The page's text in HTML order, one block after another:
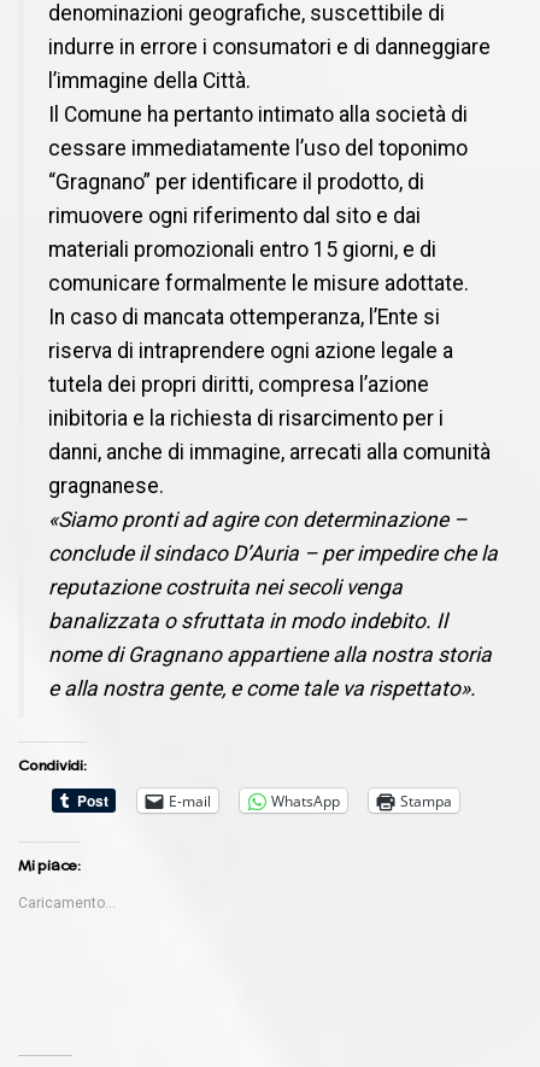
denominazioni geografiche, suscettibile di
indurre in errore i consumatori e di danneggiare
l’immagine della Città.
Il Comune ha pertanto intimato alla società di
cessare immediatamente l’uso del toponimo
“Gragnano” per identificare il prodotto, di
rimuovere ogni riferimento dal sito e dai
materiali promozionali entro 15 giorni, e di
comunicare formalmente le misure adottate.
In caso di mancata ottemperanza, l’Ente si
riserva di intraprendere ogni azione legale a
tutela dei propri diritti, compresa l’azione
inibitoria e la richiesta di risarcimento per i
danni, anche di immagine, arrecati alla comunità
gragnanese.
«Siamo pronti ad agire con determinazione –
conclude il sindaco D’Auria – per impedire che la
reputazione costruita nei secoli venga
banalizzata o sfruttata in modo indebito. Il
nome di Gragnano appartiene alla nostra storia
e alla nostra gente, e come tale va rispettato».
Condividi:
E-mail
WhatsApp Stampa
Mi piace:
Caricamento...